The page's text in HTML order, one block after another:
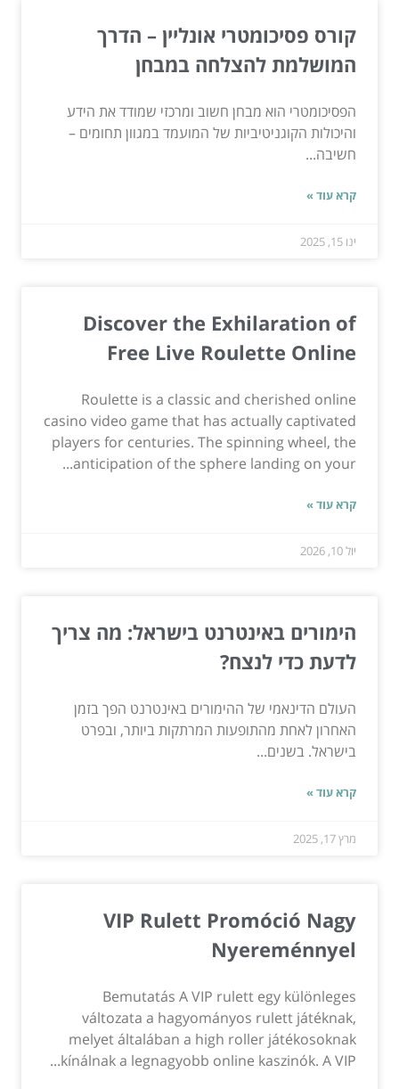
קורס פסיכומטרי אונליין – הדרך
המושלמת להצלחה במבחן
הפסיכומטרי הוא מבחן חשוב ומרכזי שמודד את הידע
והיכולות הקוגניטיביות של המועמד במגוון תחומים –
חשיבה...
קרא עוד »
ינו 15, 2025
Discover the Exhilaration of
Free Live Roulette Online
Roulette is a classic and cherished online
casino video game that has actually captivated
players for centuries. The spinning wheel, the
anticipation of the sphere landing on your...
קרא עוד »
יול 10, 2026
הימורים באינטרנט בישראל: מה צריך
לדעת כדי לנצח?
העולם הדינאמי של ההימורים באינטרנט הפך בזמן
האחרון לאחת מהתופעות המרתקות ביותר, ובפרט
בישראל. בשנים...
קרא עוד »
מרץ 17, 2025
VIP Rulett Promóció Nagy
Nyereménnyel
Bemutatás A VIP rulett egy különleges
változata a hagyományos rulett játéknak,
melyet általában a high roller játékosoknak
kínálnak a legnagyobb online kaszinók. A VIP...